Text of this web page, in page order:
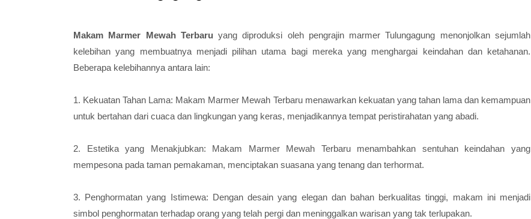
Makam Marmer Mewah Terbaru yang diproduksi oleh pengrajin marmer Tulungagung menonjolkan sejumlah
kelebihan yang membuatnya menjadi pilihan utama bagi mereka yang menghargai keindahan dan ketahanan.
Beberapa kelebihannya antara lain:
1. Kekuatan Tahan Lama: Makam Marmer Mewah Terbarumenawarkan kekuatan yang tahan lama dan kemampuan
untuk bertahan dari cuaca dan lingkungan yang keras, menjadikannya tempat peristirahatan yang abadi.
2. Estetika yang Menakjubkan: Makam Marmer Mewah Terbarumenambahkan sentuhan keindahan yang
mempesona pada taman pemakaman, menciptakan suasana yang tenang dan terhormat.
3. Penghormatan yang Istimewa: Dengan desain yang elegan dan bahan berkualitas tinggi, makam ini menjadi
simbol penghormatan terhadap orang yang telah pergi dan meninggalkan warisan yang tak terlupakan.